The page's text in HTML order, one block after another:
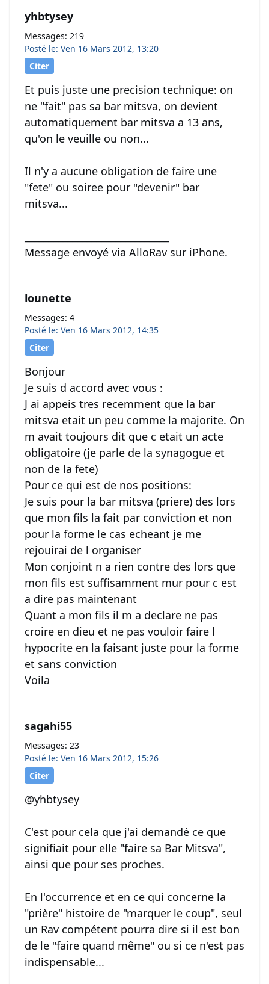
yhbtysey
Messages: 219
Posté le: Ven 16 Mars 2012, 13:20
Citer
Et puis juste une precision technique: on
ne "fait" pas sa bar mitsva, on devient
automatiquement bar mitsva a 13 ans,
qu'on le veuille ou non...
Il n'y a aucune obligation de faire une
"fete" ou soiree pour "devenir" bar
mitsva...
Message envoyé via AlloRav sur iPhone.
lounette
Messages: 4
Posté le: Ven 16 Mars 2012, 14:35
Citer
Bonjour
Je suis d accord avec vous :
J ai appeis tres recemment que la bar
mitsva etait un peu comme la majorite. On
m avait toujours dit que c etait un acte
obligatoire (je parle de la synagogue et
non de la fete)
Pour ce qui est de nos positions:
Je suis pour la bar mitsva (priere) des lors
que mon fils la fait par conviction et non
pour la forme le cas echeant je me
rejouirai de l organiser
Mon conjoint n a rien contre des lors que
mon fils est suffisamment mur pour c est
a dire pas maintenant
Quant a mon fils il m a declare ne pas
croire en dieu et ne pas vouloir faire l
hypocrite en la faisant juste pour la forme
et sans conviction
Voila
sagahi55
Messages: 23
Posté le: Ven 16 Mars 2012, 15:26
Citer
@yhbtysey
C'est pour cela que j'ai demandé ce que
signifiait pour elle "faire sa Bar Mitsva",
ainsi que pour ses proches.
En l'occurrence et en ce qui concerne la
"prière" histoire de "marquer le coup", seul
un Rav compétent pourra dire si il est bon
de le "faire quand même" ou si ce n'est pas
indispensable...